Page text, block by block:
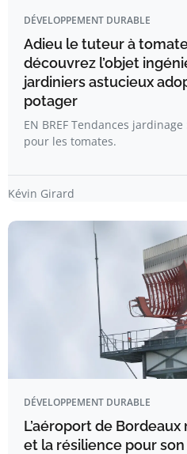
DÉVELOPPEMENT DURABLE
Adieu le tuteur à
découvrez l’objet
jardiniers astucieux
potager
EN BREF Tendances
pour les tomates.
Kévin Girard
DÉVELOPPEMENT DURABLE
L’aéroport de
et la résilience pour